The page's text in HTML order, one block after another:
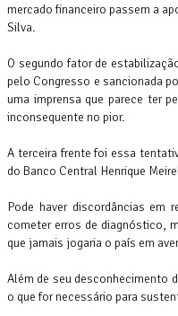
mercado financeiro passem a
Silva.
O segundo fator de
pelo Congresso e sancionada
uma imprensa que parece ter
inconsequente no pior.
A terceira frente foi essa
do Banco Central Henrique
Pode haver discordâncias em
cometer erros de diagnóstico,
que jamais jogaria o país em
Além de seu desconhecimento
o que for necessário para